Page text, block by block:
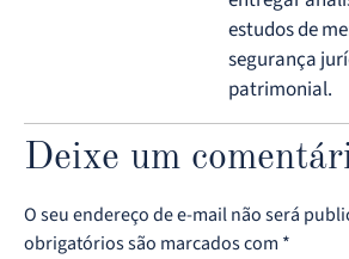
estudos de
segurança
patrimonial.
Deixe um
O seu endereço de e-mail não será
obrigatórios são marcados com *